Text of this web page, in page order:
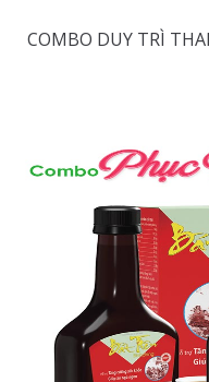
COMBO DUY TRÌ